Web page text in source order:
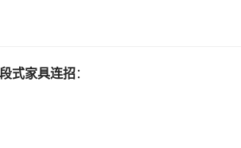
式家具连招：